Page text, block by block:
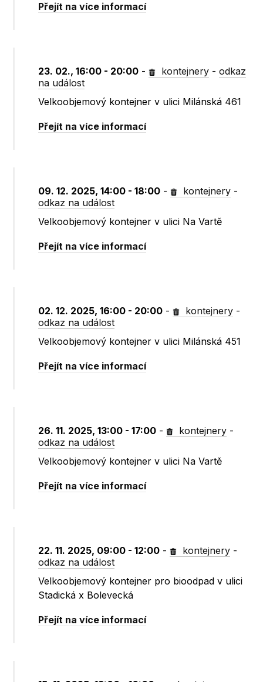
Přejít na více informací
23. 02., 16:00 - 20:00 - kontejnery -odkaz
na událost
Velkoobjemový kontejner v ulici Milánská 461
Přejít na více informací
09. 12. 2025, 14:00 - 18:00 - kontejnery -
odkaz na událost
Velkoobjemový kontejner v ulici Na Vartě
Přejít na více informací
02. 12. 2025, 16:00 - 20:00 - kontejnery -
odkaz na událost
Velkoobjemový kontejner v ulici Milánská 451
Přejít na více informací
26. 11. 2025, 13:00 - 17:00 - kontejnery -
odkaz na událost
Velkoobjemový kontejner v ulici Na Vartě
Přejít na více informací
22. 11. 2025, 09:00 - 12:00 - kontejnery -
odkaz na událost
Velkoobjemový kontejner pro bioodpad v ulici
Stadická x Bolevecká
Přejít na více informací